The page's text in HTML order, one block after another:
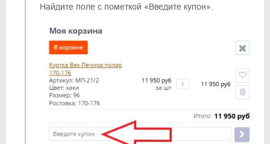
Найдите поле с пометкой «Введите купон».